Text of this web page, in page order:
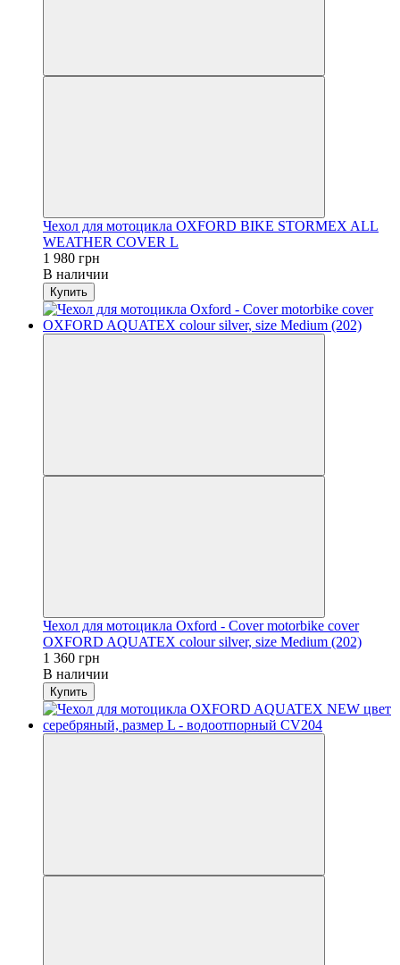
Чехол для мотоцикла OXFORD BIKE STORMEX ALL
WEATHER COVER L
1 980 грн
В наличии
Купить
Чехол для мотоцикла Oxford - Cover motorbike cover
OXFORD AQUATEX colour silver, size Medium (202)
1 360 грн
В наличии
Купить